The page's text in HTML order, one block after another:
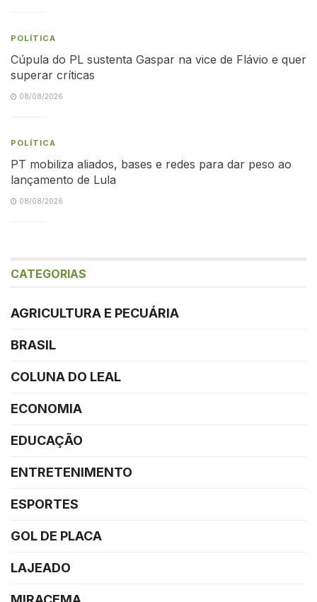
POLÍTICA
Cúpula do PL sustenta Gaspar na vice de Flávio e quer
superar críticas
08/08/2026
POLÍTICA
PT mobiliza aliados, bases e redes para dar peso ao
lançamento de Lula
08/08/2026
CATEGORIAS
AGRICULTURA E PECUÁRIA
BRASIL
COLUNA DO LEAL
ECONOMIA
EDUCAÇÃO
ENTRETENIMENTO
ESPORTES
GOL DE PLACA
LAJEADO